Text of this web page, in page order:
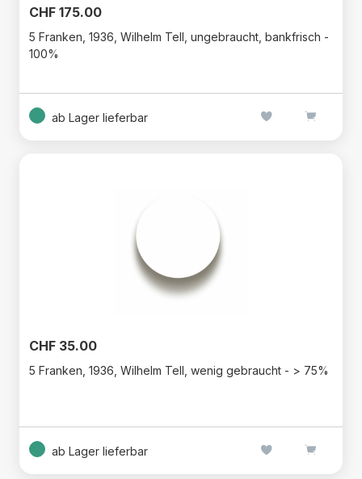
CHF 175.00
5 Franken, 1936, Wilhelm Tell, ungebraucht, bankfrisch -
100%
ab Lager lieferbar
CHF 35.00
5 Franken, 1936, Wilhelm Tell, wenig gebraucht - > 75%
ab Lager lieferbar